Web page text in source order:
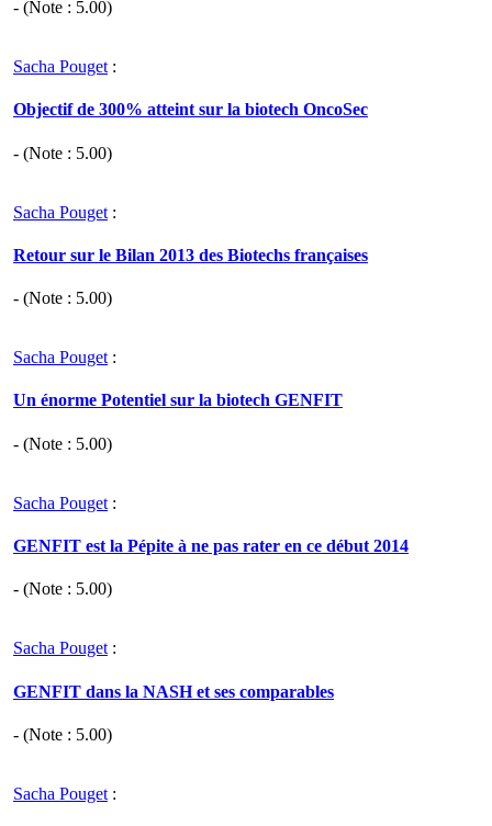
- (Note : 5.00)
Sacha Pouget :
Objectif de 300% atteint sur la biotech OncoSec
- (Note : 5.00)
Sacha Pouget :
Retour sur le Bilan 2013 des Biotechs françaises
- (Note : 5.00)
Sacha Pouget :
Un énorme Potentiel sur la biotech GENFIT
- (Note : 5.00)
Sacha Pouget :
GENFIT est la Pépite à ne pas rater en ce début 2014
- (Note : 5.00)
Sacha Pouget :
GENFIT dans la NASH et ses comparables
- (Note : 5.00)
Sacha Pouget :